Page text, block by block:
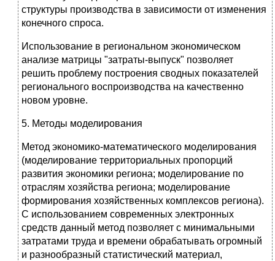
структуры производства в зависимости от изменения
конечного спроса.
Использование в региональном экономическом
анализе матрицы "затраты-выпуск" позволяет
решить проблему построения сводных показателей
регионального воспроизводства на качественно
новом уровне.
5. Методы моделирования
Метод экономико-математического моделирования
(моделирование территориальных пропорций
развития экономики региона; моделирование по
отраслям хозяйства региона; моделирование
формирования хозяйственных комплексов региона).
С использованием современных электронных
средств данный метод позволяет с минимальными
затратами труда и времени обрабатывать огромный
и разнообразный статистический материал,